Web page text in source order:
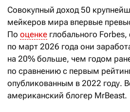
Совокупный доход 50
мейкеров мира впервые
По оценке глобального
по март 2026 года они
на 20% больше, чем годом
по сравнению с первым
опубликованным в 2022 году.
американский блогер MrBeast.